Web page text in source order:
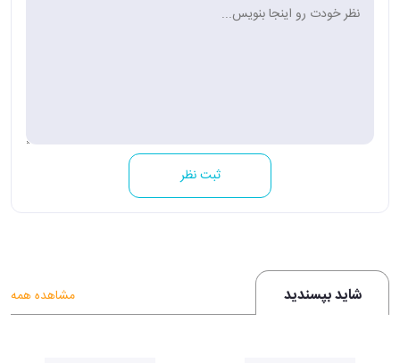
ثبت نظر
شاید بپسندید مشاهده همه